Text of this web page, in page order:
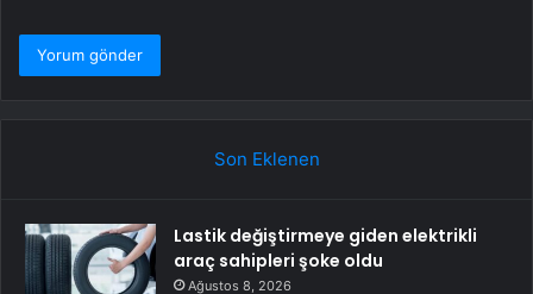
Son Eklenen
Lastik değiştirmeye giden elektrikli
araç sahipleri şoke oldu
Ağustos 8, 2026